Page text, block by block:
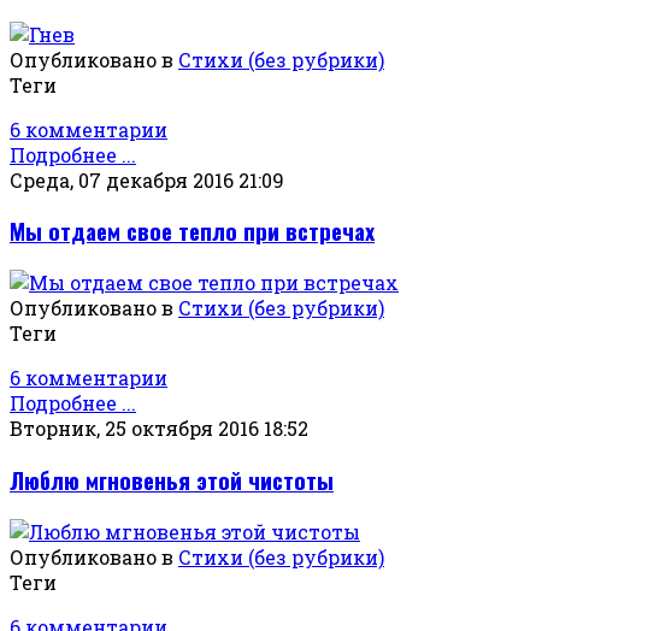
Опубликовано в Стихи (без рубрики)
Теги
6 комментарии
Подробнее ...
Среда, 07 декабря 2016 21:09
Мы отдаем свое тепло при встречах
Опубликовано в Стихи (без рубрики)
Теги
6 комментарии
Подробнее ...
Вторник, 25 октября 2016 18:52
Люблю мгновенья этой чистоты
Опубликовано в Стихи (без рубрики)
Теги